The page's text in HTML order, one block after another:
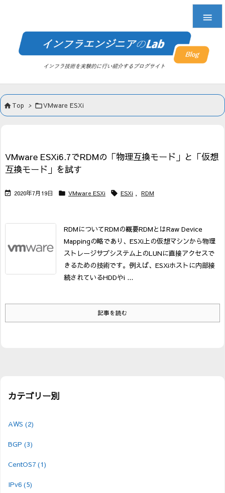

Top > VMware ESXi
VMware ESXi6.7でRDMの「物理互換モード」と「仮想
互換モード」を試す
 2020年7月19日  VMware ESXi  ESXi , RDM
RDMについてRDMの概要RDMとはRaw Device
Mappingの略であり、ESXi上の仮想マシンから物理
ストレージサブシステム上のLUNに直接アクセスで
きるための技術です。例えば、ESXiホストに内部接
続されているHDDやi ...
記事を読む
カテゴリー別
AWS (2)
BGP (3)
CentOS7 (1)
IPv6 (5)